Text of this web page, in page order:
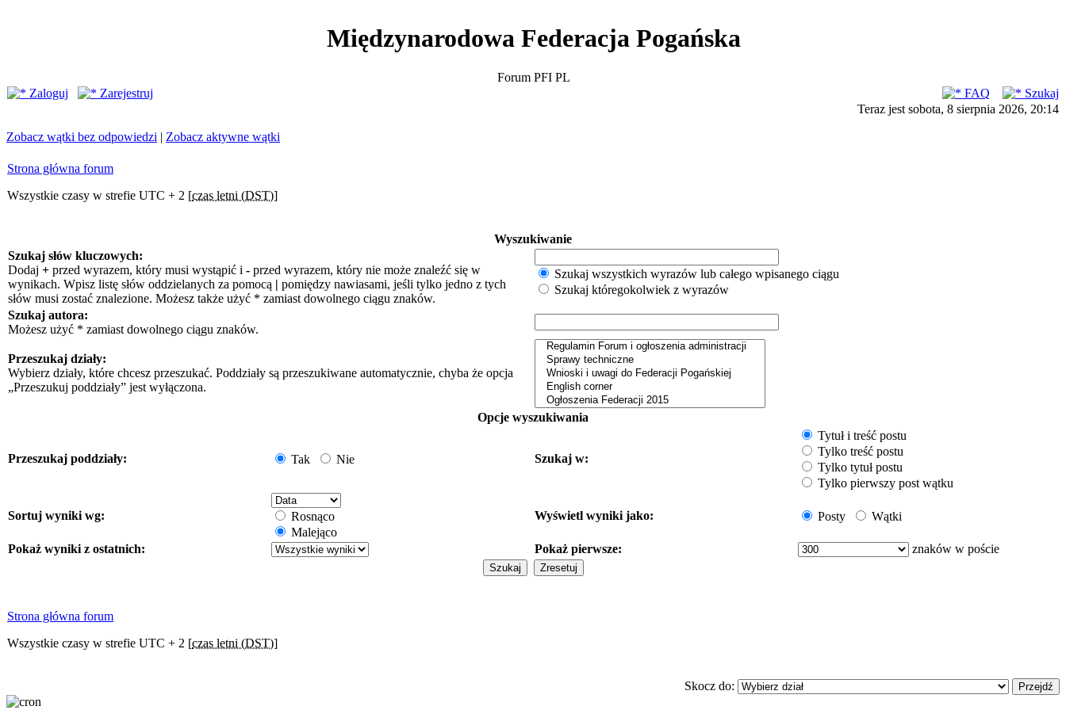
Międzynarodowa Federacja Pogańska
Forum PFI PL
Zaloguj
Zarejestruj FAQ
Szukaj
Teraz jest sobota, 8 sierpnia 2026, 20:14
Zobacz wątki bez odpowiedzi | Zobacz aktywne wątki
Strona główna forum
Wszystkie czasy w strefie UTC + 2 [czas letni (DST)]
Wyszukiwanie
Szukaj słów kluczowych:
Dodaj + przed wyrazem, który musi wystąpić i - przed wyrazem, który nie może znaleźć się w
wynikach. Wpisz listę słów oddzielanych za pomocą | pomiędzy nawiasami, jeśli tylko jedno z tych
słów musi zostać znalezione. Możesz także użyć * zamiast dowolnego ciągu znaków.
Szukaj wszystkich wyrazów lub całego wpisanego ciągu
Szukaj któregokolwiek z wyrazów
Szukaj autora:
Możesz użyć * zamiast dowolnego ciągu znaków.
Przeszukaj działy:
Wybierz działy, które chcesz przeszukać. Poddziały są przeszukiwane automatycznie, chyba że opcja
„Przeszukuj poddziały” jest wyłączona.
Opcje wyszukiwania
Przeszukaj poddziały: Tak Nie Szukaj w:
Tytuł i treść postu
Tylko treść postu
Tylko tytuł postu
Tylko pierwszy post wątku
Sortuj wyniki wg:
Rosnąco
Malejąco
Wyświetl wyniki jako: Posty Wątki
Pokaż wyniki z ostatnich: Pokaż pierwsze: znaków w poście
Strona główna forum
Wszystkie czasy w strefie UTC + 2 [czas letni (DST)]
Skocz do: